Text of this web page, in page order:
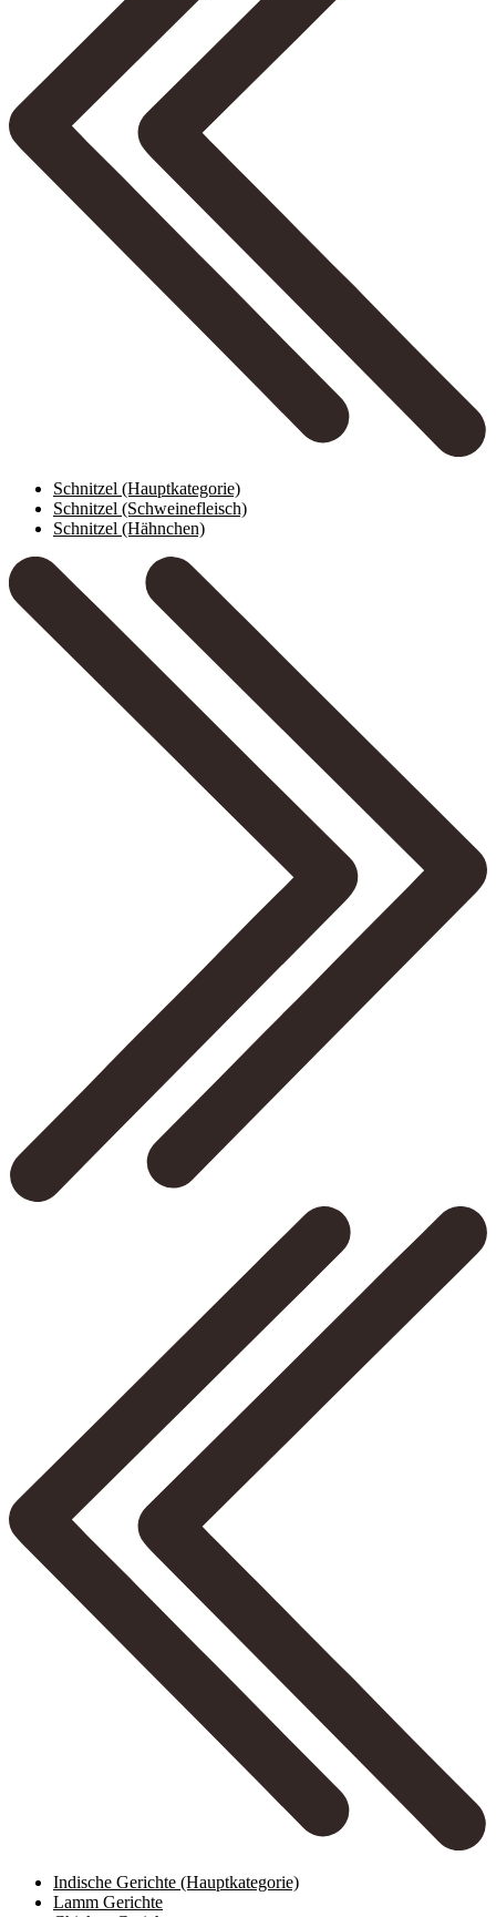
Schnitzel (Hauptkategorie)
Schnitzel (Schweinefleisch)
Schnitzel (Hähnchen)
Indische Gerichte (Hauptkategorie)
Lamm Gerichte